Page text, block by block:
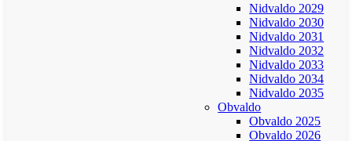
Nidvaldo 2029
Nidvaldo 2030
Nidvaldo 2031
Nidvaldo 2032
Nidvaldo 2033
Nidvaldo 2034
Nidvaldo 2035
Obvaldo
Obvaldo 2025
Obvaldo 2026